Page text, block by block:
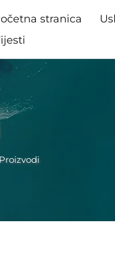
stranica
Proizvodi